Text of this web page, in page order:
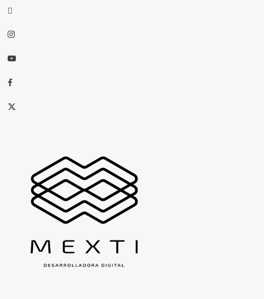
threads
Instagram
Youtube
Facebook
X